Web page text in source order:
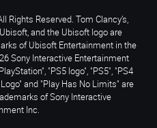
Reserved. Tom Clancy’s,
and the Ubisoft logo are
of Ubisoft Entertainment in the
Sony Interactive Entertainment
"PS5 logo", "PS5", "PS4
and "Play Has No Limits" are
of Sony Interactive
Inc.